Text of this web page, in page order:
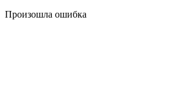
Произошла ошибка